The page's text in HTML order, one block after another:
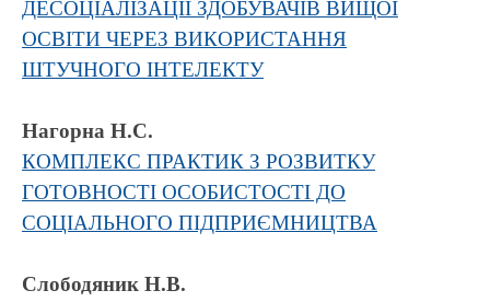
ДЕСОЦІАЛІЗАЦІЇ ЗДОБУВАЧІВ ВИЩОЇ
ОСВІТИ ЧЕРЕЗ ВИКОРИСТАННЯ
ШТУЧНОГО ІНТЕЛЕКТУ
Нагорна Н.С.
КОМПЛЕКС ПРАКТИК З РОЗВИТКУ
ГОТОВНОСТІ ОСОБИСТОСТІ ДО
СОЦІАЛЬНОГО ПІДПРИЄМНИЦТВА
Слободяник Н.В.